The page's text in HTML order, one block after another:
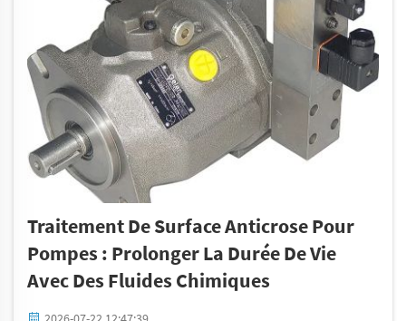
Traitement De Surface Anticrose Pour
Pompes : Prolonger La Durée De Vie
Avec Des Fluides Chimiques